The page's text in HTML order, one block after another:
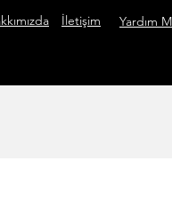
İletişim Yardım